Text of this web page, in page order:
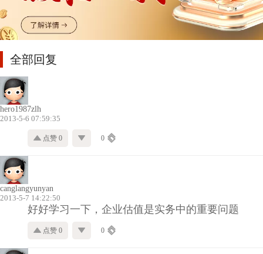
全部回复
hero1987zlh
2013-5-6 07:59:35
点赞 0 0
canglangyunyan
2013-5-7 14:22:50
好好学习一下，企业估值是实务中的重要问题
点赞 0 0